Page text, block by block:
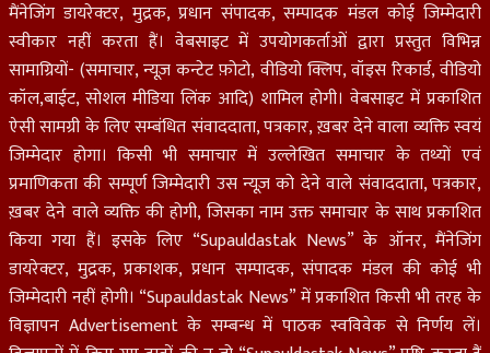
मैंनेजिंग डायरेक्टर, मुद्रक, प्रधान संपादक, सम्पादक मंडल कोई जिम्मेदारी
स्वीकार नहीं करता हैं। वेबसाइट में उपयोगकर्ताओं द्वारा प्रस्तुत विभिन्न
सामाग्रियों- (समाचार, न्यूज़ कन्टेट फ़ोटो, वीडियो क्लिप, वॉइस रिकार्ड, वीडियो
कॉल,बाईट, सोशल मीडिया लिंक आदि) शामिल होगी। वेबसाइट में प्रकाशित
ऐसी सामग्री के लिए सम्बंधित संवाददाता, पत्रकार, ख़बर देने वाला व्यक्ति स्वयं
जिम्मेदार होगा। किसी भी समाचार में उल्लेखित समाचार के तथ्यों एवं
प्रमाणिकता की सम्पूर्ण जिम्मेदारी उस न्यूज़ को देने वाले संवाददाता, पत्रकार,
ख़बर देने वाले व्यक्ति की होगी, जिसका नाम उक्त समाचार के साथ प्रकाशित
किया गया हैं। इसके लिए “Supauldastak News” के ऑनर, मैंनेजिंग
डायरेक्टर, मुद्रक, प्रकाशक, प्रधान सम्पादक, संपादक मंडल की कोई भी
जिम्मेदारी नहीं होगी। “Supauldastak News” में प्रकाशित किसी भी तरह के
विज्ञापन Advertisement के सम्बन्ध में पाठक स्वविवेक से निर्णय लें।